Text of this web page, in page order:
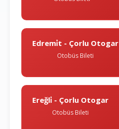
Edremi̇t - Çorlu Otogar
Otobüs Bileti
Ereğli̇ - Çorlu Otogar
Otobüs Bileti